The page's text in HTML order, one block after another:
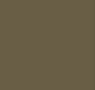
UND